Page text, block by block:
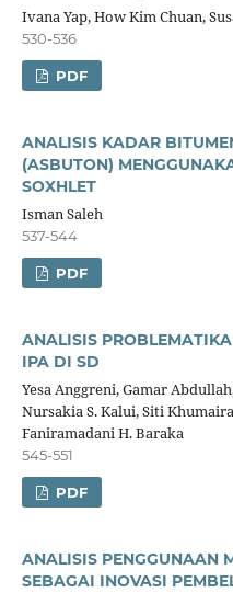
Ivana Yap, How Kim Chuan,
530-536
PDF
ANALISIS KADAR
(ASBUTON)
SOXHLET
Isman Saleh
537-544
PDF
ANALISIS
IPA DI SD
Yesa Anggreni, Gamar
Nursakia S. Kalui, Siti
Faniramadani H. Baraka
545-551
PDF
ANALISIS PENGGUNAAN
SEBAGAI INOVASI